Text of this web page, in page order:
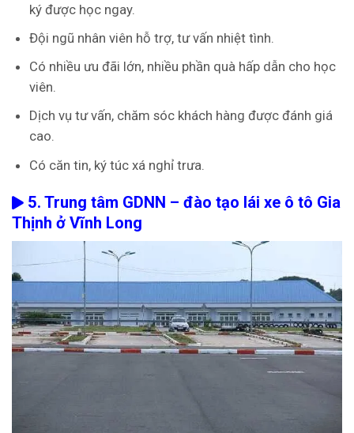
ký được học ngay.
Đội ngũ nhân viên hỗ trợ, tư vấn nhiệt tình.
Có nhiều ưu đãi lớn, nhiều phần quà hấp dẫn cho học
viên.
Dịch vụ tư vấn, chăm sóc khách hàng được đánh giá
cao.
Có căn tin, ký túc xá nghỉ trưa.
5. Trung tâm GDNN – đào tạo lái xe ô tô Gia
Thịnh ở Vĩnh Long